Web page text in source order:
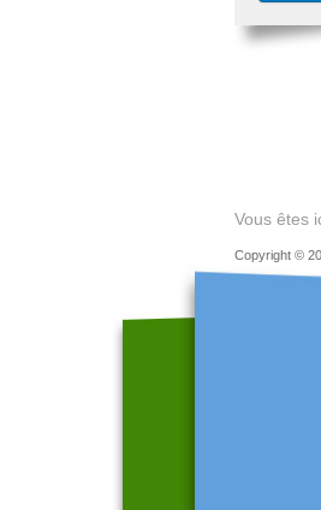
Vous êtes
Copyright ©